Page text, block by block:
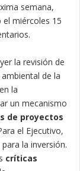
semana,
el miércoles 15
la revisión de
de la
la
un mecanismo
de proyectos
el Ejecutivo,
la inversión.
críticas